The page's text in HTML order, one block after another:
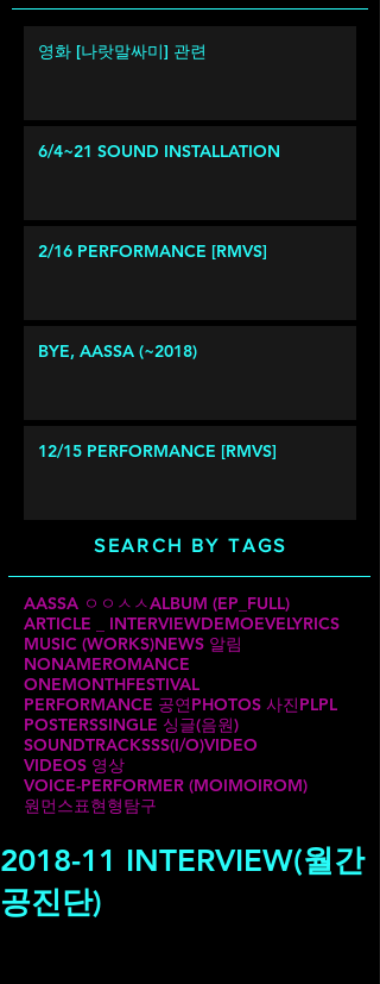
SEARCH BY TAGS
영화 [나랏말싸미] 관련
6/4~21 SOUND INSTALLATION
2/16 PERFORMANCE [RMVS]
BYE, AASSA (~2018)
12/15 PERFORMANCE [RMVS]
AASSA ㅇㅇㅅㅅALBUM (EP_FULL)
ARTICLE _ INTERVIEWDEMOEVELYRICS
MUSIC (WORKS)NEWS 알림
NONAMEROMANCE
ONEMONTHFESTIVAL
PERFORMANCE 공연PHOTOS 사진PLPL
POSTERSSINGLE 싱글(음원)
SOUNDTRACKSSS(I/O)VIDEO
VIDEOS 영상
VOICE-PERFORMER (MOIMOIROM)
원먼스표현형탐구
2018-11 INTERVIEW(월간
공진단)